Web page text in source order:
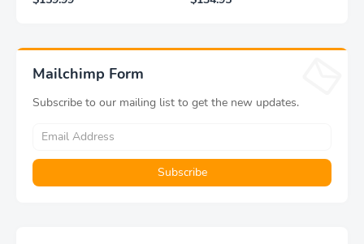
Lifeprint 3x4,5 (blanca)
Mailchimp Form
Subscribe to our mailing list to get the new updates.